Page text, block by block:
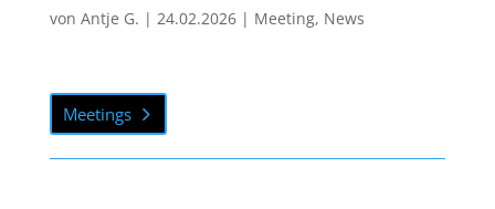
von Antje G. | 24.02.2026| Meeting, News
Meetings